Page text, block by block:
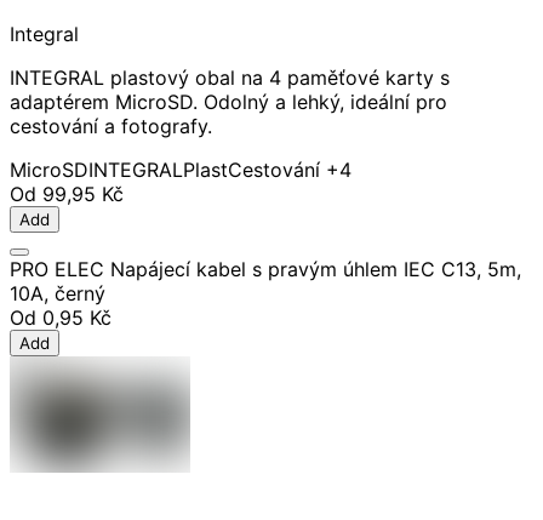
Integral
INTEGRAL plastový obal na 4 paměťové karty s
adaptérem MicroSD. Odolný a lehký, ideální pro
cestování a fotografy.
MicroSDINTEGRALPlastCestování +4
Od 99,95 Kč
Add
PRO ELEC Napájecí kabel s pravým úhlem IEC C13, 5m,
10A, černý
Od 0,95 Kč
Add